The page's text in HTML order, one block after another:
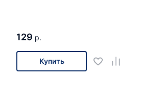
129 р.
Купить